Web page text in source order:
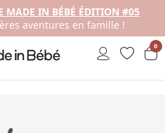
MADE IN BÉBÉ ÉDITION #05
aventures en famille !
0